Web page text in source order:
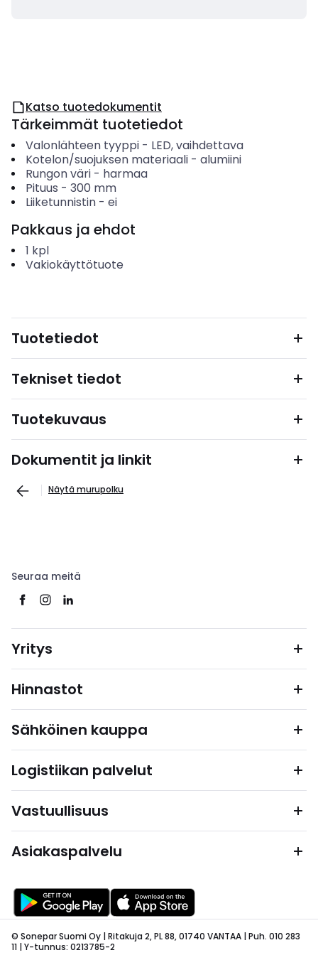
Katso tuotedokumentit
Tärkeimmät tuotetiedot
Valonlähteen tyyppi- LED, vaihdettava
Kotelon/suojuksen materiaali- alumiini
Rungon väri- harmaa
Pituus - 300 mm
Liiketunnistin- ei
Pakkaus ja ehdot
1 kpl
Vakiokäyttötuote
Tuotetiedot
Tekniset tiedot
Tuotekuvaus
Dokumentit ja linkit
Näytä murupolku
Seuraa meitä
Yritys
Hinnastot
Sähköinen kauppa
Logistiikan palvelut
Vastuullisuus
Asiakaspalvelu
© Sonepar Suomi Oy | Ritakuja 2, PL 88, 01740 VANTAA | Puh. 010 283
11 | Y-tunnus: 0213785-2